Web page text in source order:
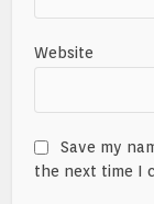
Website
Save my
the next time I